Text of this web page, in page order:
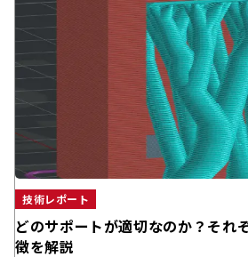
技術レポート
どのサポートが適切なのか？それ
徴を解説